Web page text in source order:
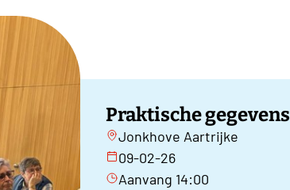
Praktische gegevens
Jonkhove Aartrijke
09-02-26
Aanvang 14:00